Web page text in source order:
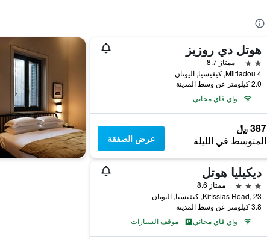
هوتل دي روزيز
2 نجمتين
ممتاز 8.7
4 Miltiadou, كيفيسيا, اليونان
2.0 كيلومتر عن وسط المدينة
واي فاي مجاني
387 ﷼
المتوسط في الليلة عرض الصفقة
ديكيليا هوتل
3 نجوم
ممتاز 8.6
Kifissias Road, 23, كيفيسيا, اليونان
3.8 كيلومتر عن وسط المدينة
واي فاي مجاني
موقف السيارات